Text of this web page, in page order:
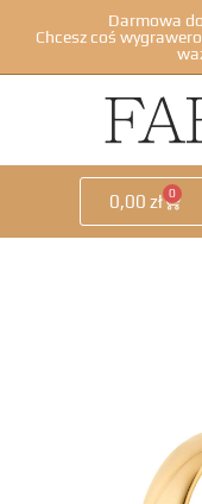
Darmowa
Chcesz coś
0,00 zł 0